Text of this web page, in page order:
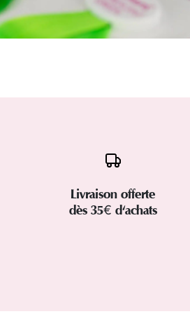
Livraison offerte
dès 35€ d'achats